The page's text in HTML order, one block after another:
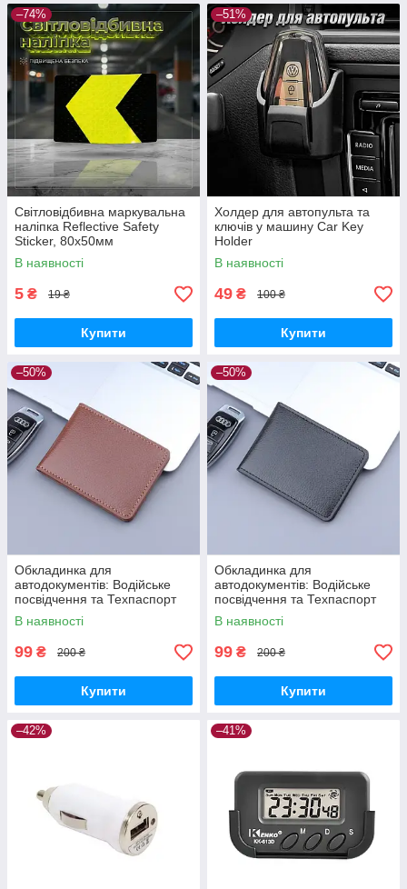
–74%
Світловідбивна маркувальна
наліпка Reflective Safety
Sticker, 80х50мм
В наявності
5 ₴ 19 ₴
Купити
–51%
Холдер для автопульта та
ключів у машину Car Key
Holder
В наявності
49 ₴ 100 ₴
Купити
–50%
Обкладинка для
автодокументів: Водійське
посвідчення та Техпаспорт
Driver License Holder Brown
В наявності
99 ₴ 200 ₴
Купити
–50%
Обкладинка для
автодокументів: Водійське
посвідчення та Техпаспорт
Driver License Holder Black
В наявності
99 ₴ 200 ₴
Купити
–42% –41%